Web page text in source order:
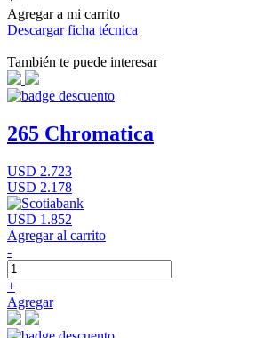
Agregar a mi carrito
Descargar ficha técnica
También te puede interesar
265 Chromatica
USD 2.723
USD 2.178
USD 1.852
Agregar al carrito
-
+
Agregar